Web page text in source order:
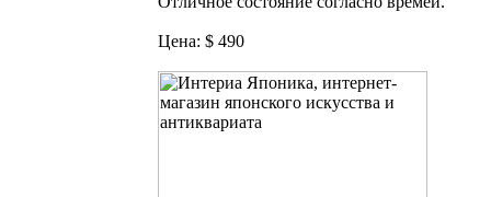
Цена: $ 490